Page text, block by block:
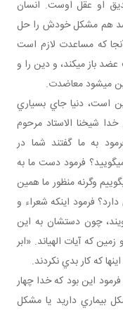
او عقل اوست. انسان
هم مشکل خودش را حل
که مساعدت لازم است
باز مي کند، و دين را و
مي شود معاضدت.
دنيا جاي بسياري
شيخنا الاستاد مرحوم
به ما گفتند شما در
گوييد؟ فرمود دست ما به
وگرنه منظور ما همين
فرمود اينکه شعراء و
چون دستشان به اين
که آيات الهي اند. «ابر
اينها که کار بدي نکردند.
اين بود که خدا چهار
بيماري داريد يا مشکل